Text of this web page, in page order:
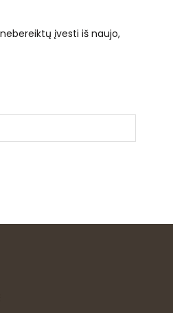
įvesti iš naujo,